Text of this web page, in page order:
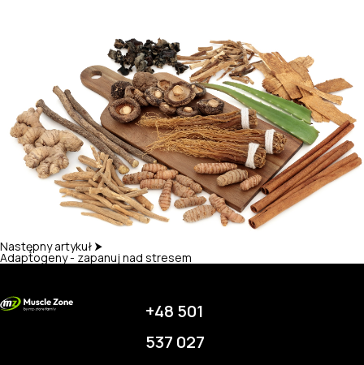
Następny artykuł ⮞
Adaptogeny - zapanuj nad stresem
+48 501
537 027